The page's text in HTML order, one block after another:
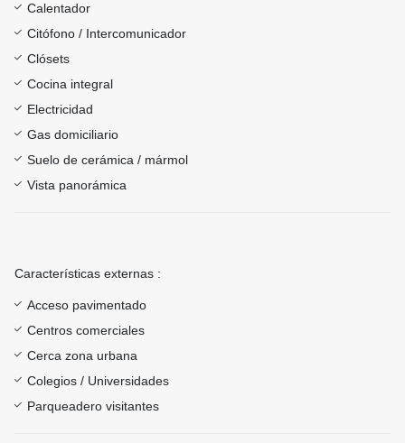
Calentador
Citófono / Intercomunicador
Clósets
Cocina integral
Electricidad
Gas domiciliario
Suelo de cerámica / mármol
Vista panorámica
Características externas :
Acceso pavimentado
Centros comerciales
Cerca zona urbana
Colegios / Universidades
Parqueadero visitantes